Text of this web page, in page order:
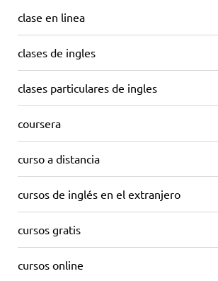
clase en linea
clases de ingles
clases particulares de ingles
coursera
curso a distancia
cursos de inglés en el extranjero
cursos gratis
cursos online